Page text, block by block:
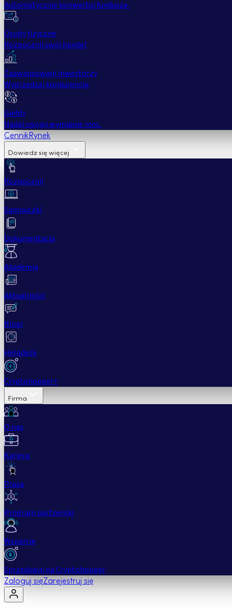
Automatycznie konwertuj fundusze.
Osoby fizyczne
Rozpocznij swój handel
Zaawansowani inwestorzy
Wyprzedzaj konkurencję.
Giełdy
Nadaj swojej wymianie moc.
CennikRynek
Dowiedz się więcej
Rozpocznij
Samouczki
Dokumentacja
Akademia
Aktualności
Blogi
Helpdesk
Cryptohopper+
Firma
O nas
Kariera
Prasa
Program partnerski
Wsparcie
Sprzedawaj na Cryptohopper
Zaloguj sięZarejestruj się